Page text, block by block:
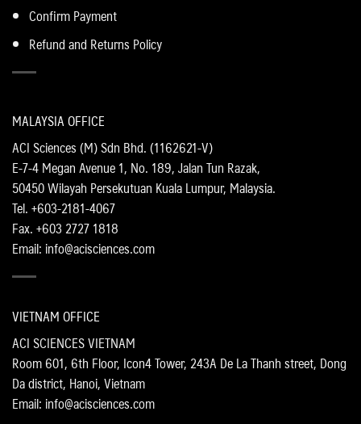
MALAYSIA OFFICE
ACI Sciences (M) Sdn Bhd. (1162621-V)
E-7-4 Megan Avenue 1, No. 189, Jalan Tun Razak,
50450 Wilayah Persekutuan Kuala Lumpur, Malaysia.
Tel. +603-2181-4067
Fax. +603 2727 1818
Email: info@acisciences.com
VIETNAM OFFICE
ACI SCIENCES VIETNAM
Room 601, 6th Floor, Icon4 Tower, 243A De La Thanh street, Dong
Da district, Hanoi, Vietnam
Email: info@acisciences.com
Confirm Payment
Refund and Returns Policy